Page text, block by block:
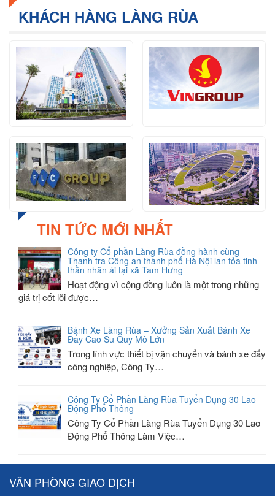
KHÁCH HÀNG LÀNG RÙA
TIN TỨC MỚI NHẤT
Công ty Cổ phần Làng Rùa đồng hành cùng
Thanh tra Công an thành phố Hà Nội lan tỏa tinh
thần nhân ái tại xã Tam Hưng
Hoạt động vì cộng đồng luôn là một trong những
giá trị cốt lõi được…
Bánh Xe Làng Rùa – Xưởng Sản Xuất Bánh Xe
Đẩy Cao Su Quy Mô Lớn
Trong lĩnh vực thiết bị vận chuyển và bánh xe đẩy
công nghiệp, Công Ty…
Công Ty Cổ Phần Làng Rùa Tuyển Dụng 30 Lao
Động Phổ Thông
Công Ty Cổ Phần Làng Rùa Tuyển Dụng 30 Lao
Động Phổ Thông Làm Việc…
VĂN PHÒNG GIAO DỊCH